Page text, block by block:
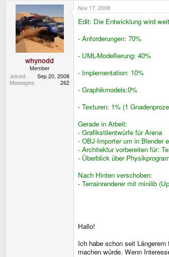
whynodd
Member
Joined
Sep 20, 2008
Messages
262
Nov 17, 2008
Edit: Die Entwicklung wird
- Anforderungen: 70%
- UML-Modellierung: 40%
- Implementation: 10%
- Graphikmodels:0%
- Texturen: 1% (1
Gerade in Arbeit:
- Grafikstilentwürfe für Arena
- OBJ-Importer um in Blender
- Architektur vorbereiten für:
- Überblick über
Nach Hinten verschoben:
- Terrainrenderer mit minilib
Hallo!
Ich habe schon seit
machen würde. Wenn